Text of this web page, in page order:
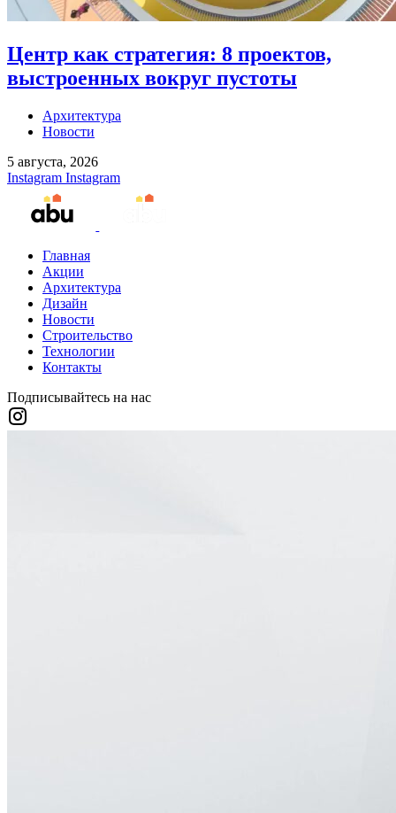
Центр как стратегия: 8 проектов,
выстроенных вокруг пустоты
Архитектура
Новости
5 августа, 2026
Instagram Instagram
Главная
Акции
Архитектура
Дизайн
Новости
Строительство
Технологии
Контакты
Подписывайтесь на нас